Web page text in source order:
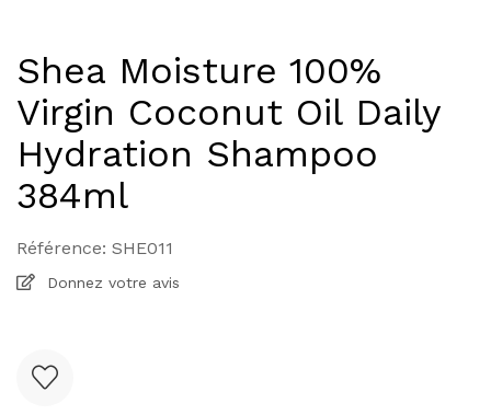
Shea Moisture 100%
Virgin Coconut Oil Daily
Hydration Shampoo
384ml
Référence: SHE011
Donnez votre avis